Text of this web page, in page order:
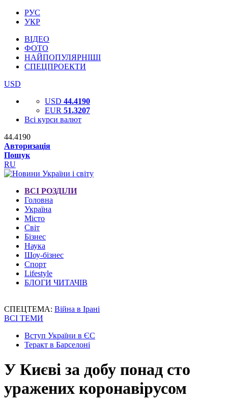
РУС
УКР
ВІДЕО
ФОТО
НАЙПОПУЛЯРНІШІ
СПЕЦПРОЕКТИ
USD
USD 44.4190
EUR 51.3207
Всі курси валют
44.4190
Авторизація
Пошук
RU
ВСІ РОЗДІЛИ
Головна
Україна
Місто
Світ
Бізнес
Наука
Шоу-бізнес
Спорт
Lifestyle
БЛОГИ ЧИТАЧІВ
СПЕЦТЕМА: Війна в Ірані
ВСІ ТЕМИ
Вступ України в ЄС
Теракт в Барселоні
У Києві за добу понад сто
уражених коронавірусом